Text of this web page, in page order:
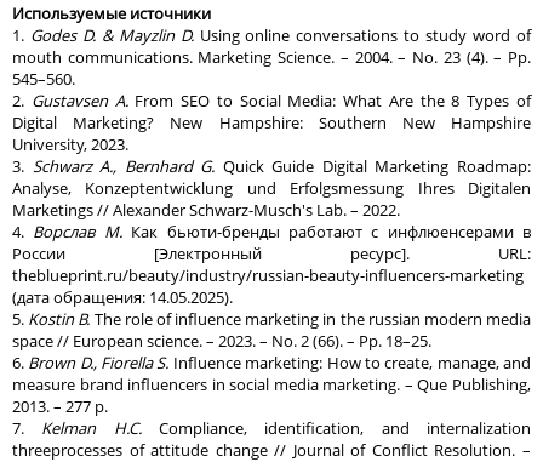
Используемые источники
1. Godes D. & Mayzlin D.Using online conversations to study word of
mouth communications. Marketing Science. – 2004. – No. 23 (4). – Pp.
545–560.
2. Gustavsen A. From SEO to Social Media: What Are the 8 Types of
Digital Marketing? New Hampshire: Southern New Hampshire
University, 2023.
3. Schwarz A., Bernhard G. Quick Guide Digital Marketing Roadmap:
Analyse, Konzeptentwicklung und Erfolgsmessung Ihres Digitalen
Marketings // Alexander Schwarz-Musch's Lab. – 2022.
4. Ворслав М.Как бьюти-бренды работают с инфлюенсерами в
России [Электронный ресурс]. URL:
theblueprint.ru/beauty/industry/russian-beauty-influencers-marketing
(дата обращения: 14.05.2025).
5. KostinВ. The role of influence marketing in the russian modern media
space // European science. – 2023. – No. 2 (66). – Pp. 18–25.
6. Brown D., Fiorella S. Influence marketing: How to create, manage, and
measure brand influencers in social media marketing. – Que Publishing,
2013. – 277 p.
7. Kelman H.C.Compliance, identification, and internalization
threeprocesses of attitude change // Journal of Conflict Resolution. –